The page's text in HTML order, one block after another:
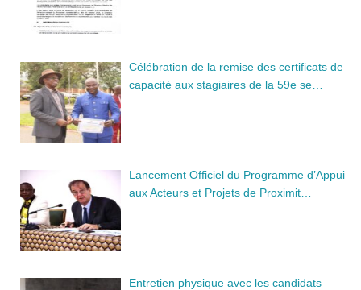
Célébration de la remise des certificats de
capacité aux stagiaires de la 59e se…
Lancement Officiel du Programme d’Appui
aux Acteurs et Projets de Proximit…
Entretien physique avec les candidats